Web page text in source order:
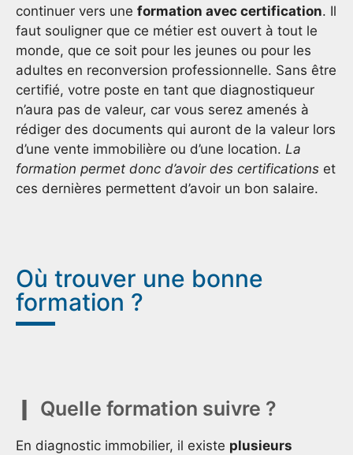
continuer vers une formation avec certification. Il
faut souligner que ce métier est ouvert à tout le
monde, que ce soit pour les jeunes ou pour les
adultes en reconversion professionnelle. Sans être
certifié, votre poste en tant que diagnostiqueur
n’aura pas de valeur, car vous serez amenés à
rédiger des documents qui auront de la valeur lors
d’une vente immobilière ou d’une location. La
formation permet donc d’avoir des certifications et
ces dernières permettent d’avoir un bon salaire.
Où trouver une bonne
formation ?
Quelle formation suivre ?
En diagnostic immobilier, il existe plusieurs